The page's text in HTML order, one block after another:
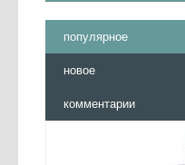
популярное
новое
комментарии